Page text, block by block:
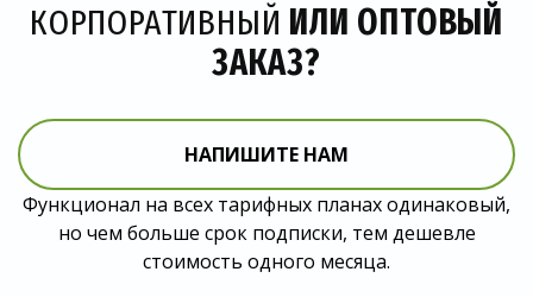
КОРПОРАТИВНЫЙ ИЛИ ОПТОВЫЙ
ЗАКАЗ?
НАПИШИТЕ НАМ
Функционал на всех тарифных планах одинаковый,
но чем больше срок подписки, тем дешевле
стоимость одного месяца.